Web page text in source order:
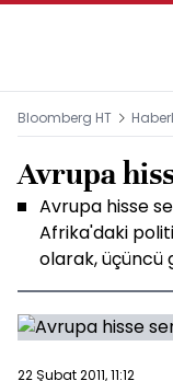
Bloomberg HT
Avrupa
Avrupa hisse
Afrika'daki
olarak, üçüncü
22 Şubat 2011, 11:12